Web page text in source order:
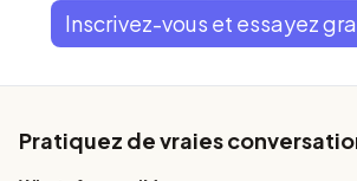
Inscrivez-vous et essayez
Pratiquez de vraies